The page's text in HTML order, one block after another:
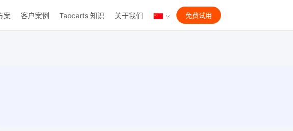
案 客户案例 Taocarts 知识 关于我们 免费试用